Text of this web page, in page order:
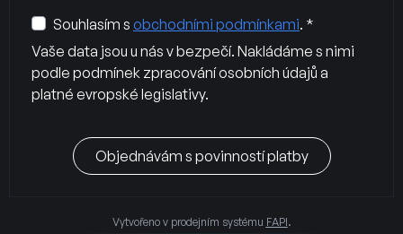
Souhlasím s obchodními podmínkami. *
Vaše data jsou u nás v bezpečí. Nakládáme s nimi
podle podmínek zpracování osobních údajů a
platné evropské legislativy.
Objednávám s povinností platby
Vytvořeno v prodejním systému FAPI.